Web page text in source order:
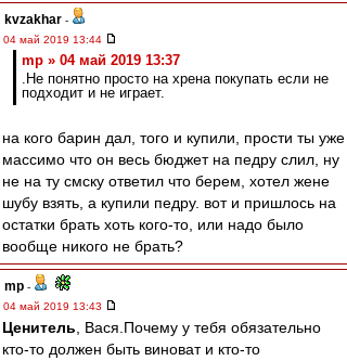
kvzakhar -
04 май 2019 13:44
mp » 04 май 2019 13:37
.Не понятно просто на хрена покупать если не
подходит и не играет.
на кого барин дал, того и купили, прости ты уже
массимо что он весь бюджет на педру слил, ну
не на ту смску ответил что берем, хотел жене
шубу взять, а купили педру. вот и пришлось на
остатки брать хоть кого-то, или надо было
вообще никого не брать?
mp -
04 май 2019 13:43
Ценитель , Вася.Почему у тебя обязательно
кто-то должен быть виноват и кто-то